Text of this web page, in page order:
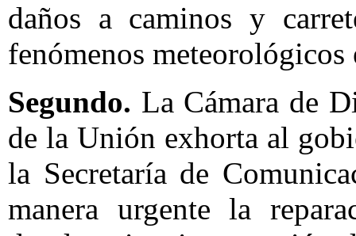
daños a caminos y
fenómenos
Segundo. La Cámara de
de la Unión exhorta al
la Secretaría de
manera urgente la